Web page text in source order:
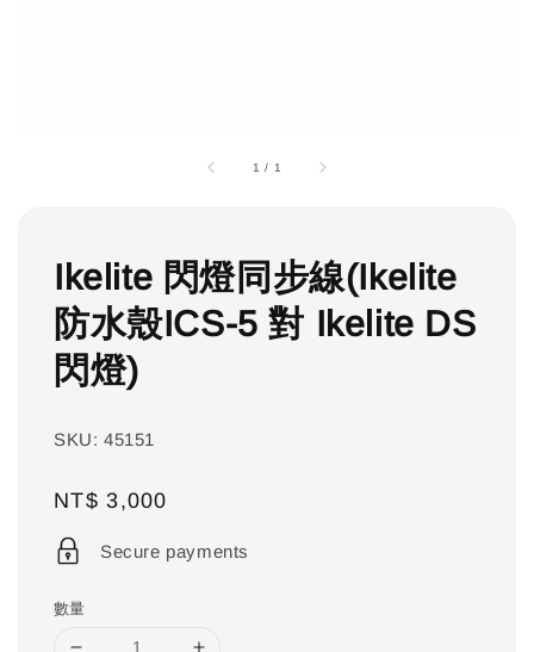
1 / 1
Ikelite 閃燈同步線(Ikelite
防水殼ICS-5 對 Ikelite DS
閃燈)
SKU: 45151
Regular
price
NT$ 3,000
Secure payments
數量